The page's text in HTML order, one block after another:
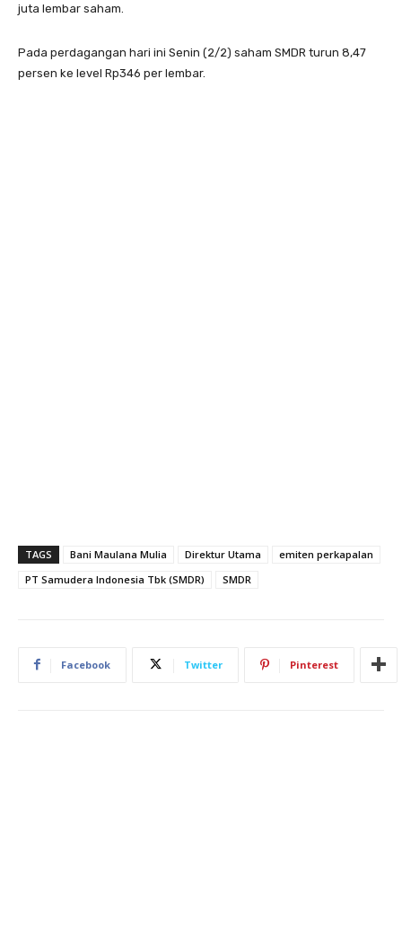
juta lembar saham.
Pada perdagangan hari ini Senin (2/2) saham SMDR turun 8,47
persen ke level Rp346 per lembar.
TAGS Bani Maulana Mulia Direktur Utama
emiten perkapalan
PT Samudera Indonesia Tbk (SMDR)
SMDR
Facebook Twitter Pinterest